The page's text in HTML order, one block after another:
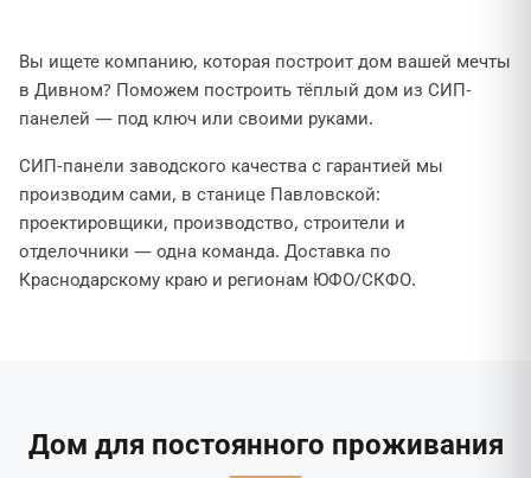
Вы ищете компанию, которая построит дом вашей мечты
в Дивном? Поможем построить тёплый дом из СИП-
панелей — под ключ или своими руками.
СИП-панели заводского качества с гарантией мы
производим сами, в станице Павловской:
проектировщики, производство, строители и
отделочники — одна команда. Доставка по
Краснодарскому краю и регионам ЮФО/СКФО.
Дом для постоянного проживания